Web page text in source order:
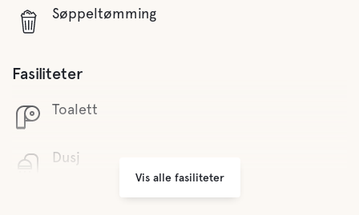
Søppeltømming
Fasiliteter
Toalett
Dusj
Vis alle fasiliteter